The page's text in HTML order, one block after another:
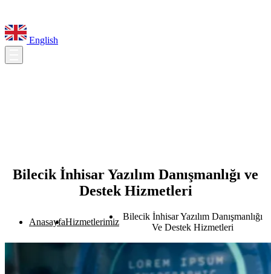
English
Bilecik İnhisar Yazılım Danışmanlığı ve
Destek Hizmetleri
AnasayfaHizmetlerimiz
Bilecik İnhisar Yazılım Danışmanlığı
Ve Destek Hizmetleri